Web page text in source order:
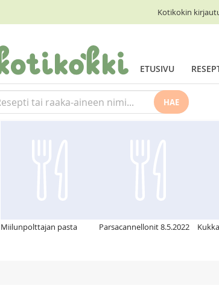
Kotikokin
ETUSIVU
HAE
Suosittelemme myös
Miilunpolttajan pasta Parsacannellonit 8.5.2022